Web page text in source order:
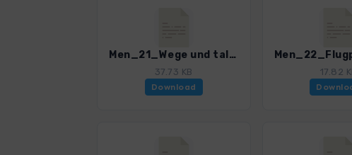
Men_21_Wege und talaiots bei Mao_0259_2.gpx
37.73 KB
Download
17.82